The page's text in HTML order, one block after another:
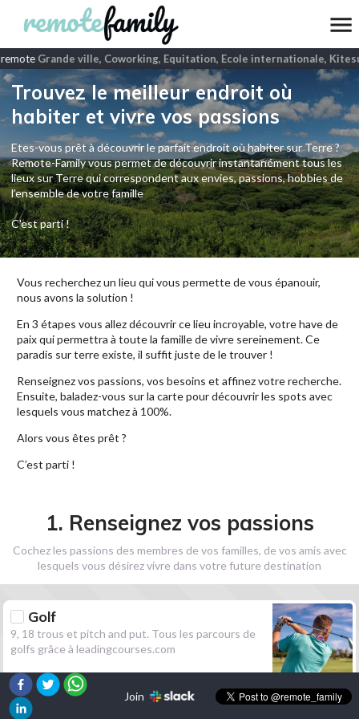
Grande ville, Coworking, Equitation, Ecole internationale,
Trouvez le meilleur endroit où
habiter et vivre vos passions
Etes-vous prêt à découvrir le parfait endroit où habiter sur Terre ?
Remote-Family vous permet de découvrir instantanément tous les
lieux sur Terre qui correspondent aux envies, passions, hobbies de
l’ensemble de votre famille
C'est parti !
Vous recherchez un lieu qui vous permette de vous épanouir,
nous avons la solution !
En 3 étapes vous allez découvrir ce lieu incroyable, votre have de
paix qui permettra à toute la famille de vivre sereinement. Ce
paradis sur terre existe, il suffit juste de le trouver !
Renseignez vos passions, vos besoins et affinez votre recherche.
Ensuite, baladez-vous sur la carte pour découvrir les spots avec
lesquels vous matchez à 100%.
Alors vous êtes prêt ?
C’est parti !
1. Renseignez vos passions
Cochez les passions des membres de vos familles, de vos amis avec
lesquels vous désirez vivre dans votre future destination
Golf
9, 18 trous et pitch and put. Tous les parcours de
golfs grâce à leadingcourses.com
Randonnée
Join